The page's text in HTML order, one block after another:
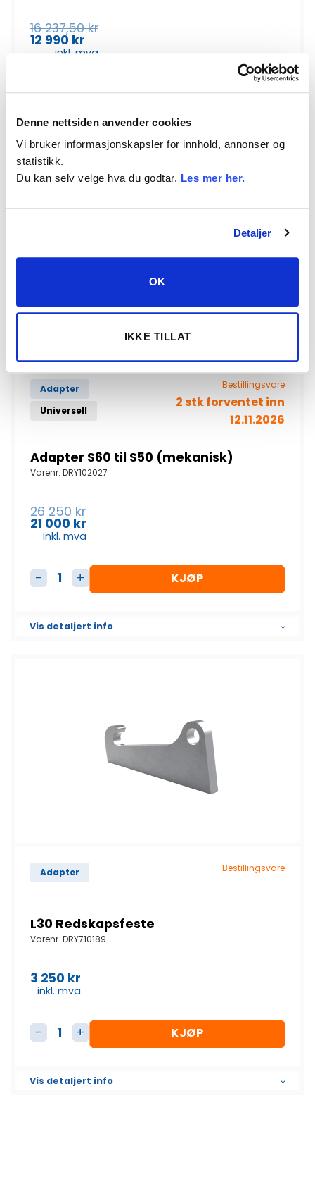
Denne nettsiden anvender cookies
Vi bruker informasjonskapsler for innhold, annonser og
statistikk.
Du kan selv velge hva du godtar. Les mer her.
Detaljer
OK
IKKE TILLAT
16 237,50krOpprinnelig
var:
12 990 kr
Nåværende
inkl. mva
KJØP
Vis detaljert info
Adapter
Universell
Bestillingsvare
2 stk forventet inn
12.11.2026
Adapter S60 til S50 (mekanisk)
Varenr. DRY102027
26 250krOpprinnelig
pris
var:
kr.
21 000 kr
Nåværende
21
000
inkl. mva
Adapter S60 til S50 (mekanisk) antall
KJØP
Vis detaljert info
Adapter Bestillingsvare
L30 Redskapsfeste
Varenr. DRY710189
3 250 kr
inkl. mva
L30 Redskapsfeste antallKJØP
Vis detaljert info